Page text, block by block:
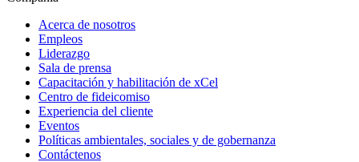
Acerca de nosotros
Empleos
Liderazgo
Sala de prensa
Capacitación y habilitación de xCel
Centro de fideicomiso
Experiencia del cliente
Eventos
Políticas ambientales, sociales y de gobernanza
Contáctenos